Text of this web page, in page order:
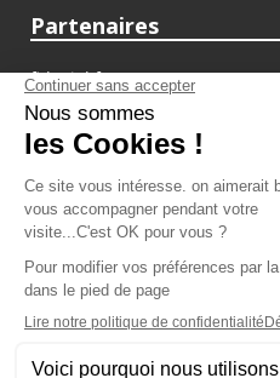
Partenaires
fiducial.fr
lyoncapitale.fr
olympique-et-lyonnais.com
L'application Iphone /
Les cookies
Gestion des cookies